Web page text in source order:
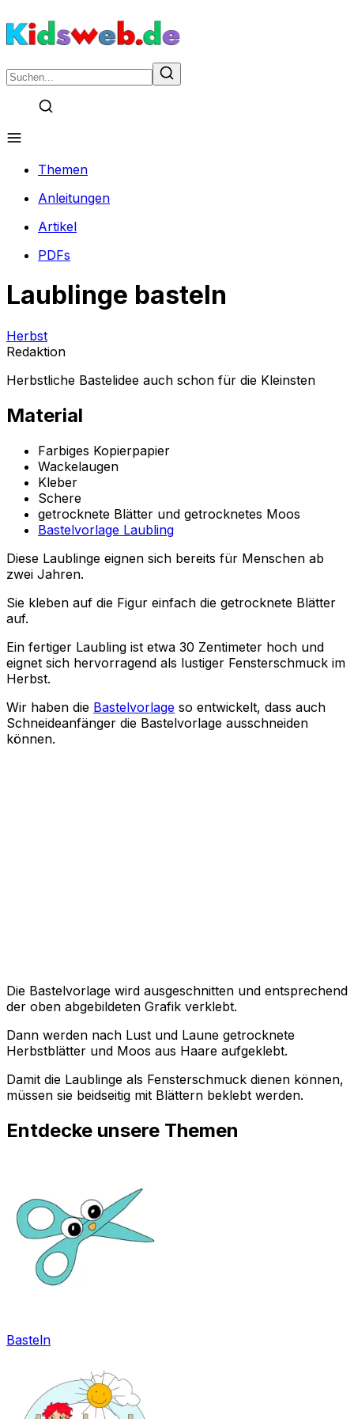
Themen
Anleitungen
Artikel
PDFs
Laublinge basteln
Herbst
Redaktion
Herbstliche Bastelidee auch schon für die Kleinsten
Material
Farbiges Kopierpapier
Wackelaugen
Kleber
Schere
getrocknete Blätter und getrocknetes Moos
Bastelvorlage Laubling
Diese Laublinge eignen sich bereits für Menschen ab
zwei Jahren.
Sie kleben auf die Figur einfach die getrocknete Blätter
auf.
Ein fertiger Laubling ist etwa 30 Zentimeter hoch und
eignet sich hervorragend als lustiger Fensterschmuck im
Herbst.
Wir haben die Bastelvorlage so entwickelt, dass auch
Schneideanfänger die Bastelvorlage ausschneiden
können.
Die Bastelvorlage wird ausgeschnitten und entsprechend
der oben abgebildeten Grafik verklebt.
Dann werden nach Lust und Laune getrocknete
Herbstblätter und Moos aus Haare aufgeklebt.
Damit die Laublinge als Fensterschmuck dienen können,
müssen sie beidseitig mit Blättern beklebt werden.
Entdecke unsere Themen
Basteln